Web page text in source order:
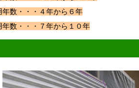
数・・・４年から６年
・・・７年から１０年